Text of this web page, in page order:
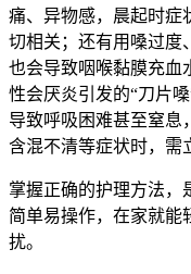
痛、异物感，晨起时症
切相关；还有用嗓过度
也会导致咽喉黏膜充血
性会厌炎引发的“刀片
导致呼吸困难甚至窒息
含混不清等症状时，需
掌握正确的护理方法，
简单易操作，在家就能
扰。